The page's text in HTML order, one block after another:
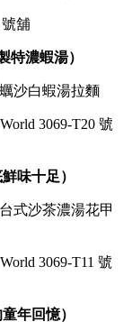
舖
特濃蝦湯）
沙白蝦湯拉麵
3069-T20 號
味十足）
式沙茶濃湯花甲
3069-T11 號
年回憶）